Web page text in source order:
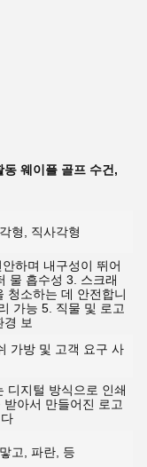
동 웨이플 골프 수건 ,
형, 직사각형
하며 내구성이 뛰어
물 흡수성 3. 스크래
청소하는 데 안전합니
가능 5. 직물 및 로고
경 보
가방 및 고객 요구 사
디지털 방식으로 인쇄
받아서 만들어진 로고
고, 파란, 등